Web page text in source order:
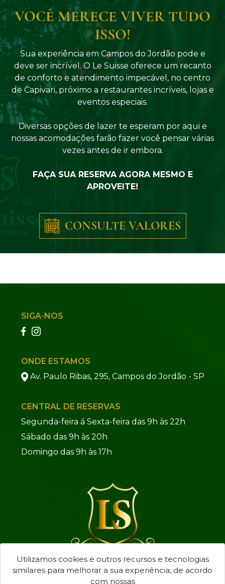
Utilizamos cookies e outros recursos e tecnologias
similares para melhorar a sua experiência, de acordo
com nossas
VOCÊ MERECE VIVER TUDO
ISSO!
Sua experiência em Campos do Jordão pode e
deve ser incrível. O Le Suisse oferece um recanto
de conforto e atendimento impecável, no centro
de Capivari, próximo a restaurantes incríveis, lojas e
eventos especiais.
Diversas opções de lazer te esperam por aqui e
nossas acomodações farão fazer você pensar várias
vezes antes de ir embora.
FAÇA SUA RESERVA AGORA MESMO E
APROVEITE!
CONSULTE VALORES
SIGA-NOS
ONDE ESTAMOS
Av. Paulo Ribas, 295, Campos do Jordão - SP
CENTRAL DE RESERVAS
Segunda-feira á Sexta-feira das 9h às 22h
Sábado das 9h às 20h
Domingo das 9h às 17h